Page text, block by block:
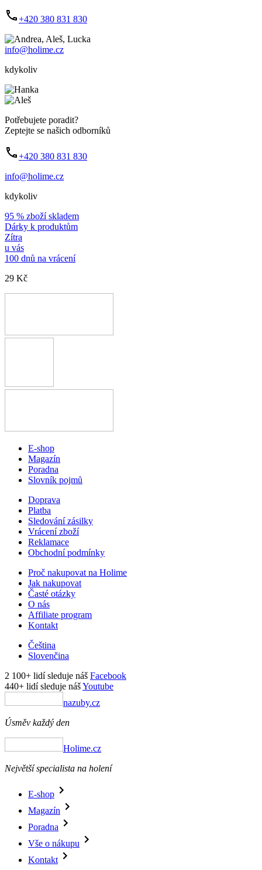
+420 380 831 830
info@holime.cz
kdykoliv
Potřebujete poradit?
Zeptejte se našich odborníků
+420 380 831 830
info@holime.cz
kdykoliv
95 % zboží skladem
Dárky k produktům
Zítra
u vás
100 dnů na vrácení
29 Kč
E-shop
Magazín
Poradna
Slovník pojmů
Doprava
Platba
Sledování zásilky
Vrácení zboží
Reklamace
Obchodní podmínky
Proč nakupovat na Holime
Jak nakupovat
Časté otázky
O nás
Affiliate program
Kontakt
Čeština
Slovenčina
2 100+ lidí sleduje náš Facebook
440+ lidí sleduje nášYoutube
nazuby.cz
Úsměv každý den
Holime.cz
Největší specialista na holení
E-shop
Magazín
Poradna
Vše o nákupu
Kontakt